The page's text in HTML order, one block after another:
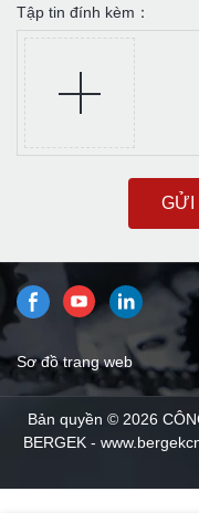
Tập tin đính kèm：
GỬI
Sơ đồ trang web
Bản quyền © 2026
BERGEK -